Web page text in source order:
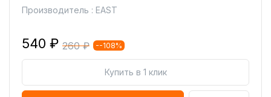
Производитель : EAST
540 ₽ 260 ₽ --108%
Купить в 1 клик